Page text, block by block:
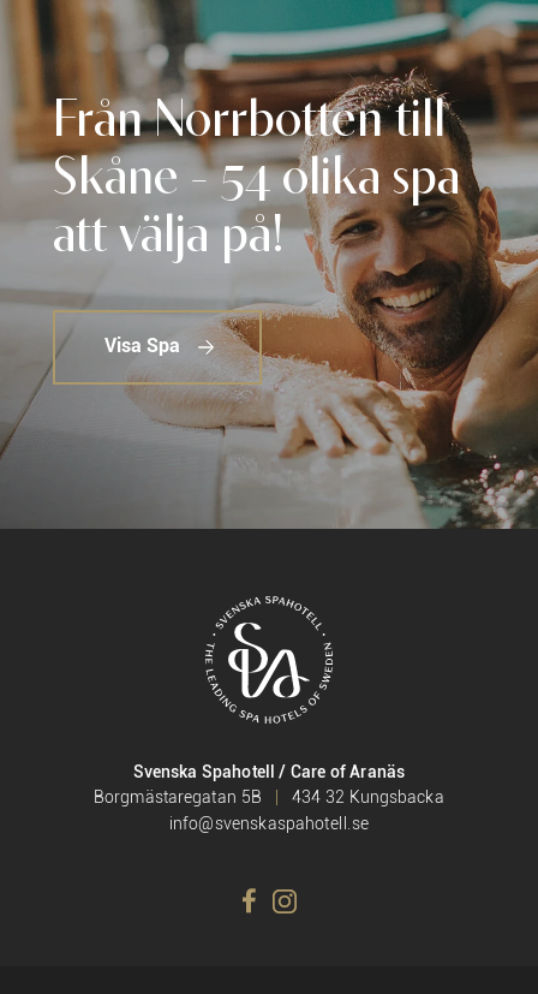
Från Norrbotten till
Skåne - 54 olika spa
att välja på!
Visa Spa
Svenska Spahotell / Care of Aranäs
Borgmästaregatan 5B
434 32 Kungsbacka
info@svenskaspahotell.se